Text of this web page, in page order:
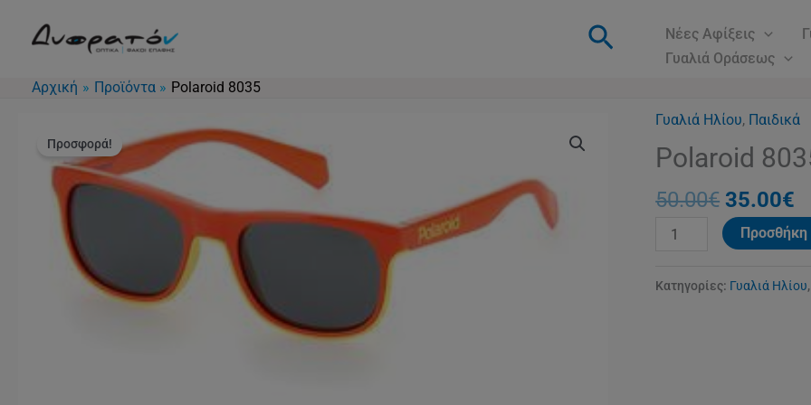
Αναζήτηση
Νέες Αφίξεις
Γυαλιά Οράσεως
Αρχική
Προϊόντα Polaroid 8035
Προσφορά!
Γυαλιά Ηλίου, Παιδικά
Polaroid
50.00€
Original
price
was:
50.00€.
35.00€
Η
Polaroid
8035
ποσότητα
Προσθήκη
Κατηγορίες: Γυαλιά Ηλίου